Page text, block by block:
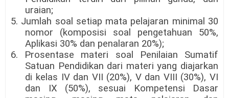
uraian;
5. Jumlah soal setiap mata pelajaran minimal 30
nomor (komposisi soal pengetahuan 50%,
Aplikasi 30% dan penalaran 20%);
6. Prosentase materi soal Penilaian Sumatif
Satuan Pendidikan dari materi yang diajarkan
di kelas IV dan VII (20%), V dan VIII (30%), VI
dan IX (50%), sesuai Kompetensi Dasar